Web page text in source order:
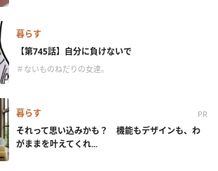
暮らす
【第745話】自分に負けないで
＃ないものねだりの女達。
暮らす PR
それって思い込みかも？ 機能もデザインも、わ
がままを叶えてくれ...